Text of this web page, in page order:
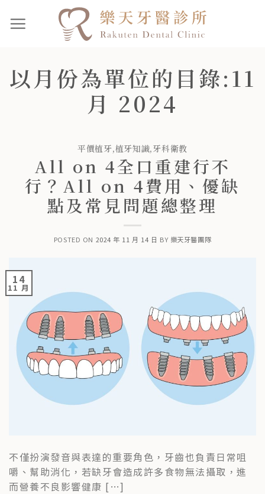
以月份為單位的目錄:11
月 2024
平價植牙,植牙知識,牙科衛教
All on 4全口重建行不
行？All on 4費用、優缺
點及常見問題總整理
POSTED ON 2024 年 11 月 14 日 BY 樂天牙醫團隊
14
11 月
不僅扮演發音與表達的重要角色，牙齒也負責日常咀
嚼、幫助消化，若缺牙會造成許多食物無法攝取，進
而營養不良影響健康 […]